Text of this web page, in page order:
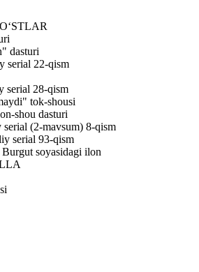
dasturi
serial 22-qism
serial 28-qism
tok-shousi
shou dasturi
(2-mavsum) 8-qism
serial 93-qism
soyasidagi ilon